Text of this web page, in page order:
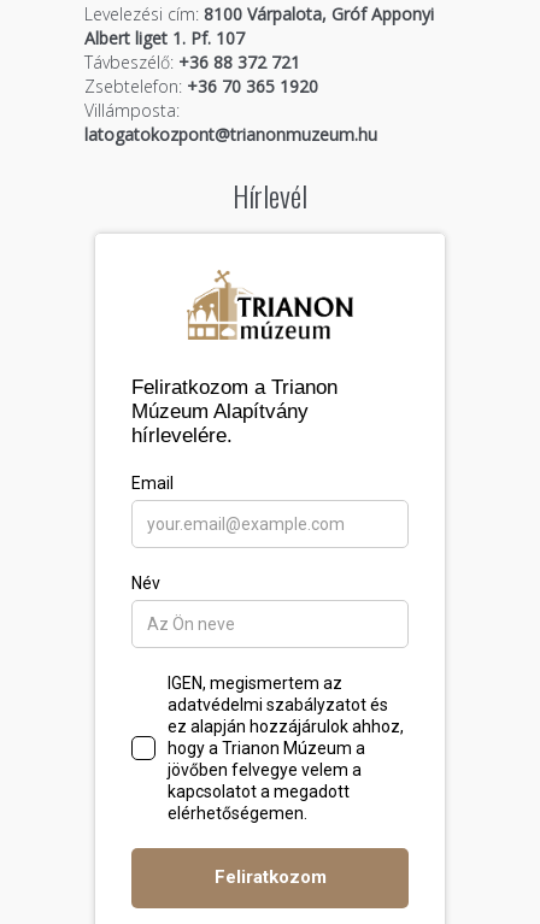
Levelezési cím: 8100 Várpalota, Gróf Apponyi
Albert liget 1. Pf. 107
Távbeszélő:+36 88 372 721
Zsebtelefon:+36 70 365 1920
Villámposta:
latogatokozpont@trianonmuzeum.hu
Hírlevél